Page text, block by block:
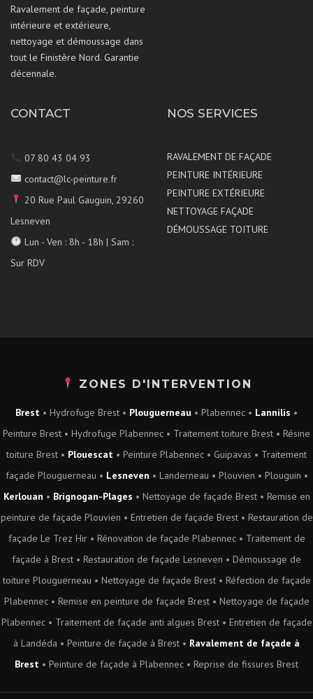
Ravalement de façade, peinture
intérieure et extérieure,
nettoyage et démoussage dans
tout le Finistère Nord. Garantie
décennale.
CONTACT
07 80 43 04 93
contact@lc-peinture.fr
20 Rue Paul Gauguin, 29260
Lesneven
Lun - Ven : 8h - 18h | Sam :
Sur RDV
NOS SERVICES
RAVALEMENT DE FAÇADE
PEINTURE INTÉRIEURE
PEINTURE EXTÉRIEURE
NETTOYAGE FAÇADE
DÉMOUSSAGE TOITURE
ZONES D'INTERVENTION
Brest • Hydrofuge Brest • Plouguerneau • Plabennec • Lannilis •
Peinture Brest • Hydrofuge Plabennec • Traitement toiture Brest • Résine
toiture Brest • Plouescat • Peinture Plabennec • Guipavas • Traitement
façade Plouguerneau • Lesneven • Landerneau • Plouvien • Plouguin •
Kerlouan • Brignogan-Plages • Nettoyage de façade Brest• Remise en
peinture de façade Plouvien • Entretien de façade Brest• Restauration de
façade Le Trez Hir• Rénovation de façade Plabennec• Traitement de
façade à Brest • Restauration de façade Lesneven • Démoussage de
toiture Plouguerneau • Nettoyage de façade Brest• Réfection de façade
Plabennec• Remise en peinture de façade Brest• Nettoyage de façade
Plabennec• Traitement de façade anti algues Brest• Entretien de façade
à Landéda • Peinture de façade à Brest • Ravalement de façade à
Brest • Peinture de façade à Plabennec • Reprise de fissures Brest